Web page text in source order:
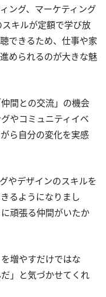
ング、マーケティング
キルが定額で学び放
できるため、仕事や家
められるのが大きな魅
間との交流」の機会
やコミュニティイベ
ら自分の変化を実感
やデザインのスキルを
るようになりまし
頑張る仲間がいたか
増やすだけではな
」と気づかせてくれ